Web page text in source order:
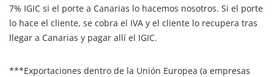
7% IGIC si el porte a Canarias lo hacemos nosotros. Si el porte
lo hace el cliente, se cobra el IVA y el cliente lo recupera tras
llegar a Canarias y pagar allí el IGIC.
***Exportaciones dentro de la Unión Europea (a empresas